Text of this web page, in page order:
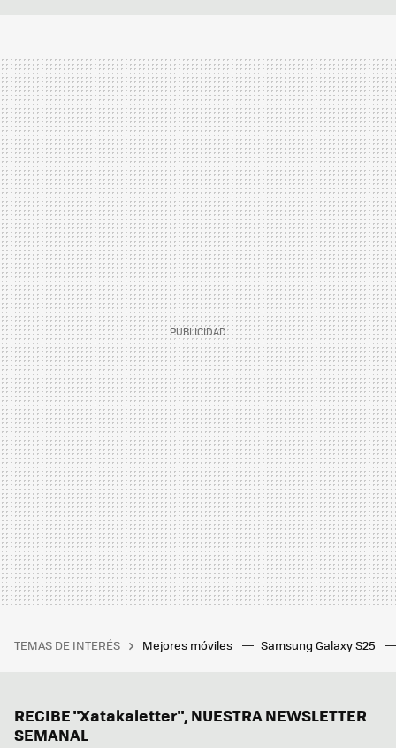
TEMAS DE INTERÉS Mejores móviles Samsung Galaxy S25
RECIBE "Xatakaletter", NUESTRA NEWSLETTER
SEMANAL